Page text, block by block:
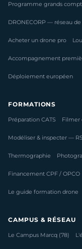
Programme grands
DRONECORP — réseau
Acheter un drone pro
Accompagnement
Déploiement européen
FORMATIONS
Préparation CATS Filmer
Modéliser & inspecter —
Thermographie
Financement CPF / OPCO
Le guide formation drone
CAMPUS & RÉSEAU
Le Campus Marcq (78)